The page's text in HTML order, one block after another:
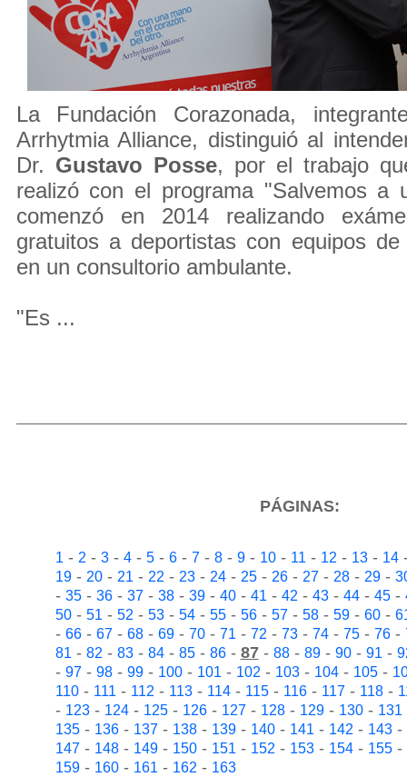
La Fundación Corazonada,
Arrhytmia Alliance, distinguió al
Dr. Gustavo Posse, por el trabajo
realizó con el programa "Salvemos a
comenzó en 2014 realizando
gratuitos a deportistas con equipos
en un consultorio ambulante.
"Es ...
PÁGINAS:
1- 2- 3- 4- 5- 6- 7- 8- 9- 10- 11- 12- 13- 14
19- 20- 21- 22- 23- 24- 25- 26- 27- 28- 29-
- 35- 36- 37- 38- 39- 40- 41- 42- 43- 44- 45-
50- 51- 52- 53- 54- 55- 56- 57- 58- 59- 60-
- 66- 67- 68- 69- 70- 71- 72- 73- 74- 75- 76-
81- 82- 83- 84- 85- 86- 87- 88- 89- 90- 91-
- 97- 98- 99- 100- 101- 102- 103- 104- 105-
110- 111- 112- 113- 114- 115- 116- 117- 118-
- 123- 124- 125- 126- 127- 128- 129- 130- 131
135- 136- 137- 138- 139- 140- 141- 142- 143-
147- 148- 149- 150- 151- 152- 153- 154- 155-
159- 160- 161- 162- 163